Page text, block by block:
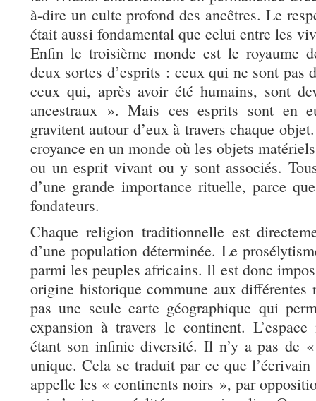
à-dire un culte profond des ancêtres. Le
était aussi fondamental que celui entre les
Enfin le troisième monde est le royaume
deux sortes d’esprits : ceux qui ne sont pas
ceux qui, après avoir été humains, sont
ancestraux ». Mais ces esprits sont en
gravitent autour d’eux à travers chaque
croyance en un monde où les objets
ou un esprit vivant ou y sont associés.
d’une grande importance rituelle, parce
fondateurs.
Chaque religion traditionnelle est
d’une population déterminée. Le
parmi les peuples africains. Il est donc
origine historique commune aux différentes
pas une seule carte géographique qui
expansion à travers le continent.
étant son infinie diversité. Il n’y a pas de
unique. Cela se traduit par ce que
appelle les « continents noirs », par